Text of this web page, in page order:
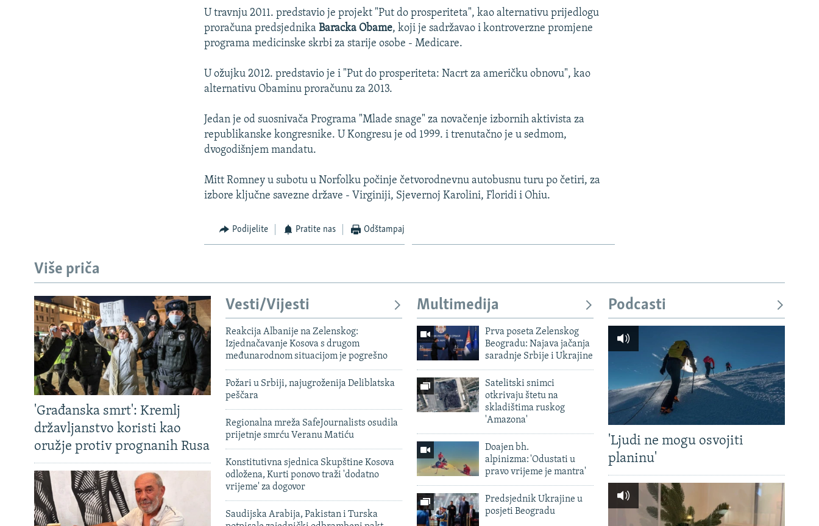
U travnju 2011. predstavio je projekt "Put do prosperiteta", kao alternativu prijedlogu
proračuna predsjednika Baracka Obame, koji je sadržavao i kontroverzne promjene
programa medicinske skrbi za starije osobe - Medicare.
U ožujku 2012. predstavio je i "Put do prosperiteta: Nacrt za američku obnovu", kao
alternativu Obaminu proračunu za 2013.
Jedan je od suosnivača Programa "Mlade snage" za novačenje izbornih aktivista za
republikanske kongresnike. U Kongresu je od 1999. i trenutačno je u sedmom,
dvogodišnjem mandatu.
Mitt Romney u subotu u Norfolku počinje četvorodnevnu autobusnu turu po četiri, za
izbore ključne savezne države - Virginiji, Sjevernoj Karolini, Floridi i Ohiu.
Podijelite Pratite nas Odštampaj
Više priča
'Građanska smrt': Kremlj
državljanstvo koristi kao
oružje protiv prognanih Rusa
Vesti/Vijesti
Reakcija Albanije na Zelenskog:
Izjednačavanje Kosova s ​​drugom
međunarodnom situacijom je pogrešno
Požari u Srbiji, najugroženija Deliblatska
peščara
Regionalna mreža SafeJournalists osudila
prijetnje smrću Veranu Matiću
Konstitutivna sjednica Skupštine Kosova
odložena, Kurti ponovo traži 'dodatno
vrijeme' za dogovor
Saudijska Arabija, Pakistan i Turska
Multimedija
Prva poseta Zelenskog
Beogradu: Najava jačanja
saradnje Srbije i Ukrajine
Satelitski snimci
otkrivaju štetu na
skladištima ruskog
'Amazona'
Doajen bh.
alpinizma: 'Odustati u
pravo vrijeme je mantra'
Predsjednik Ukrajine u
posjeti Beogradu
Podcasti
'Ljudi ne mogu osvojiti
planinu'